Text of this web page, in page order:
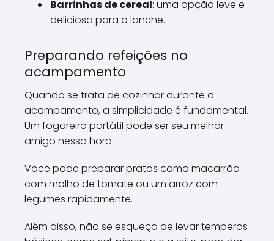
Barrinhas de cereal: uma opção leve e
deliciosa para o lanche.
Preparando refeições no
acampamento
Quando se trata de cozinhar durante o
acampamento, a simplicidade é fundamental.
Um fogareiro portátil pode ser seu melhor
amigo nessa hora.
Você pode preparar pratos como macarrão
com molho de tomate ou um arroz com
legumes rapidamente.
Além disso, não se esqueça de levar temperos